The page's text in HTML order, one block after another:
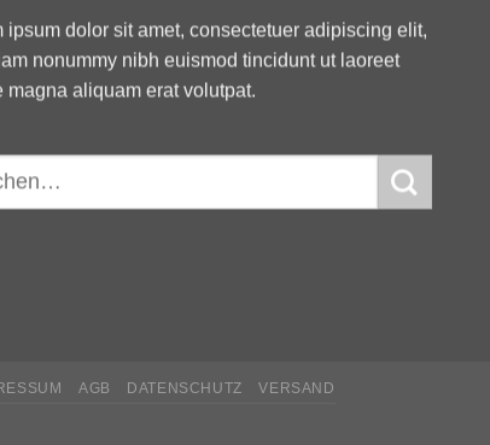
ipsum dolor sit amet, consectetuer adipiscing elit,
nonummy nibh euismod tincidunt ut laoreet
magna aliquam erat volutpat.
AGB DATENSCHUTZ VERSAND